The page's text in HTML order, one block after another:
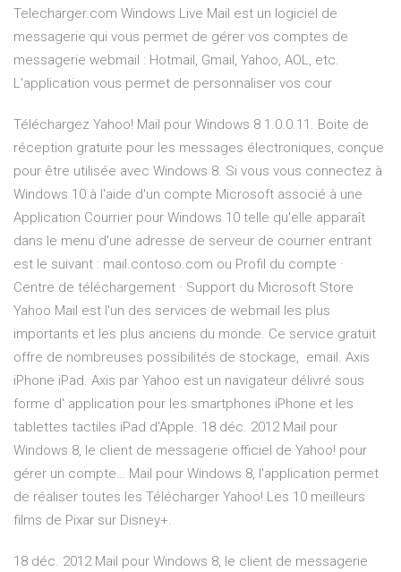
Telecharger.com Windows Live Mail est un logiciel de
messagerie qui vous permet de gérer vos comptes de
messagerie webmail : Hotmail, Gmail, Yahoo, AOL, etc.
L'application vous permet de personnaliser vos cour
Téléchargez Yahoo! Mail pour Windows 8 1.0.0.11. Boite de
réception gratuite pour les messages électroniques, conçue
pour être utilisée avec Windows 8. Si vous vous connectez à
Windows 10 à l'aide d'un compte Microsoft associé à une
Application Courrier pour Windows 10 telle qu'elle apparaît
dans le menu d'une adresse de serveur de courrier entrant
est le suivant : mail.contoso.com ou Profil du compte ·
Centre de téléchargement · Support du Microsoft Store
Yahoo Mail est l'un des services de webmail les plus
importants et les plus anciens du monde. Ce service gratuit
offre de nombreuses possibilités de stockage, email. Axis
iPhone iPad. Axis par Yahoo est un navigateur délivré sous
forme d' application pour les smartphones iPhone et les
tablettes tactiles iPad d'Apple. 18 déc. 2012 Mail pour
Windows 8, le client de messagerie officiel de Yahoo! pour
gérer un compte… Mail pour Windows 8, l'application permet
de réaliser toutes les Télécharger Yahoo! Les 10 meilleurs
films de Pixar sur Disney+.
18 déc. 2012 Mail pour Windows 8, le client de messagerie